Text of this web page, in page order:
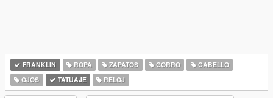
FRANKLIN ROPA ZAPATOS GORRO
CABELLO
OJOS
TATUAJE RELOJ